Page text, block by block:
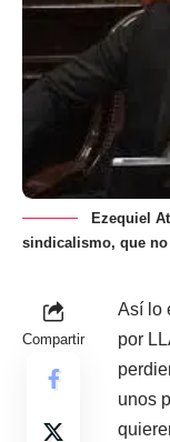
Ezequiel
sindicalismo, que no
Compartir
Así lo
por
unos